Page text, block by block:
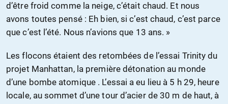
d’être froid comme la neige, c’était chaud. Et nous
avons toutes pensé : Eh bien, si c’est chaud, c’est parce
que c’est l’été. Nous n’avions que 13 ans. »
Les flocons étaient des retombées de l’essai Trinity du
projet Manhattan, la première détonation au monde
d’une bombe atomique . L’essai a eu lieu à 5 h 29, heure
locale, au sommet d’une tour d’acier de 30 m de haut, à